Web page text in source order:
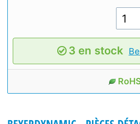
3 en stock